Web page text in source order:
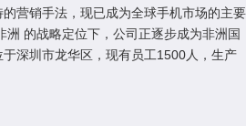
营销手法，现已成为全球手机市场的主要
洲 的战略定位下，公司正逐步成为非洲国
深圳市龙华区，现有员工1500人，生产